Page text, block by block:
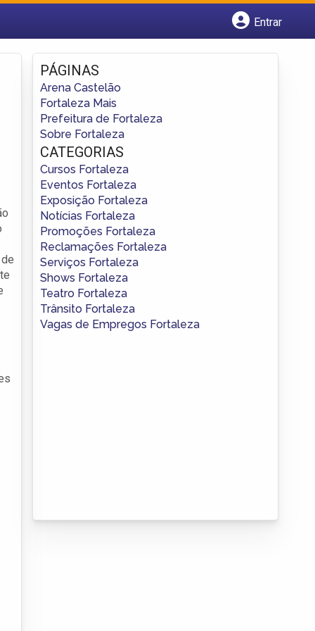
Entrar
Fazer login
Criar conta
PÁGINAS
Arena Castelão
Fortaleza Mais
Prefeitura de Fortaleza
Sobre Fortaleza
CATEGORIAS
Cursos Fortaleza
Eventos Fortaleza
Exposição Fortaleza
Notícias Fortaleza
Promoções Fortaleza
Reclamações Fortaleza
Serviços Fortaleza
Shows Fortaleza
Teatro Fortaleza
Trânsito Fortaleza
Vagas de Empregos Fortaleza